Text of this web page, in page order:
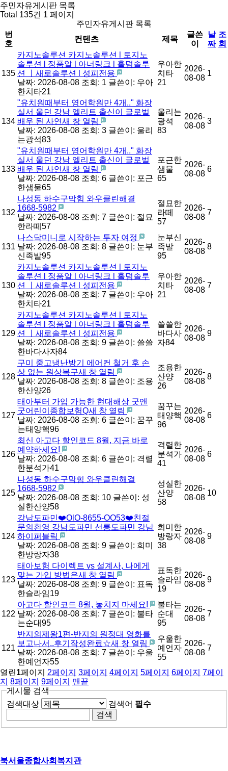
주민자유게시판 목록
Total 135건 1 페이지
주민자유게시판 목록
번
호
컨텐츠 제목
글쓴
이
날
짜
조
회
135
카지노솔루션 카지노솔루션 l 토지노
솔루션 l 정품알 l 아너링크 l 홀덤솔루
션 ㅣ새로솔루션 l 성피전용
날짜: 2026-08-08 조회: 1 글쓴이: 우아
한치타21
우아한
치타
21
2026-
08-08
1
134
"유치원때부터 영어학원만 4개.." 화장
실서 울던 강남 엘리트 출신이 글로벌
배우 된 사연새 창 열림
날짜: 2026-08-08 조회: 3 글쓴이: 울리
는광석83
울리는
광석
83
2026-
08-08
3
133
"유치원때부터 영어학원만 4개.." 화장
실서 울던 강남 엘리트 출신이 글로벌
배우 된 사연새 창 열림
날짜: 2026-08-08 조회: 6 글쓴이: 포근
한샘물65
포근한
샘물
65
2026-
08-08
6
132
나성동 하수구막힘 와우클린해결
1668-5982
날짜: 2026-08-08 조회: 7 글쓴이: 절묘
한라떼57
절묘한
라떼
57
2026-
08-08
7
131
나스닥미니로 시작하는 투자 여정
날짜: 2026-08-08 조회: 8 글쓴이: 눈부
신족발95
눈부신
족발
95
2026-
08-08
8
130
카지노솔루션 카지노솔루션 l 토지노
솔루션 l 정품알 l 아너링크 l 홀덤솔루
션 ㅣ새로솔루션 l 성피전용
날짜: 2026-08-08 조회: 7 글쓴이: 우아
한치타21
우아한
치타
21
2026-
08-08
7
129
카지노솔루션 카지노솔루션 l 토지노
솔루션 l 정품알 l 아너링크 l 홀덤솔루
션 ㅣ새로솔루션 l 성피전용
날짜: 2026-08-08 조회: 9 글쓴이: 쓸쓸
한바다사자84
쓸쓸한
바다사
자84
2026-
08-08
9
128
구미 중고냉난방기 에어컨 철거 후 손
상 없는 원상복구새 창 열림
날짜: 2026-08-08 조회: 8 글쓴이: 조용
한산양26
조용한
산양
26
2026-
08-08
8
127
태아부터 가입 가능한 현대해상 굿앤
굿어린이종합보험Q새 창 열림
날짜: 2026-08-08 조회: 6 글쓴이: 꿈꾸
는태양핵96
꿈꾸는
태양핵
96
2026-
08-08
6
126
최신 아고다 할인코드 8월, 지금 바로
예약하세요!
날짜: 2026-08-08 조회: 6 글쓴이: 격렬
한분석가41
격렬한
분석가
41
2026-
08-08
6
125
나성동 하수구막힘 와우클린해결
1668-5982
날짜: 2026-08-08 조회: 10 글쓴이: 성
실한산양58
성실한
산양
58
2026-
08-08
10
124
강남도파민❤️OlO-8655-OO53❤️친절
문의환영 강남도파민 선릉도파민 강남
하이퍼블릭
날짜: 2026-08-08 조회: 9 글쓴이: 희미
한방랑자38
희미한
방랑자
38
2026-
08-08
9
123
태아보험 다이렉트 vs 설계사, 나에게
맞는 가입 방법은새 창 열림
날짜: 2026-08-08 조회: 9 글쓴이: 표독
한슬라임19
표독한
슬라임
19
2026-
08-08
9
122
아고다 할인코드 8월, 놓치지 마세요!
날짜: 2026-08-08 조회: 7 글쓴이: 불타
는순대95
불타는
순대
95
2026-
08-08
7
121
반지의제왕1편-반지의 원정대 영화를
보고나서..후기작성완료☆새 창 열림
날짜: 2026-08-08 조회: 7 글쓴이: 우울
한예언자55
우울한
예언자
55
2026-
08-08
7
열린1페이지 2페이지 3페이지 4페이지 5페이지 6페이지 7페이
지 8페이지 9페이지
맨끝
게시물 검색
검색대상
검색어 필수
북서울종합사회복지관